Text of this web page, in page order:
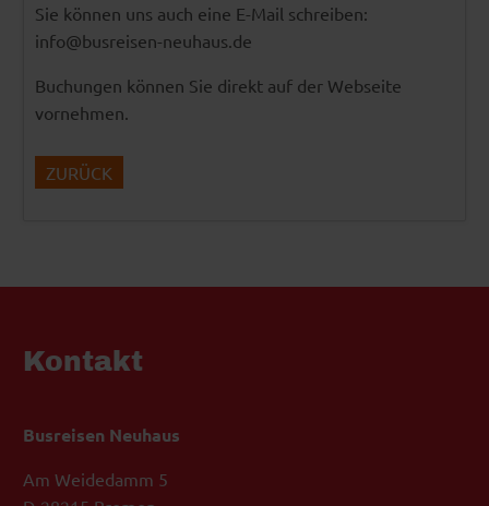
Sie können uns auch eine E-Mail schreiben:
info@busreisen-neuhaus.de
Buchungen können Sie direkt auf der Webseite
vornehmen.
ZURÜCK
Kontakt
Busreisen Neuhaus
Am Weidedamm 5